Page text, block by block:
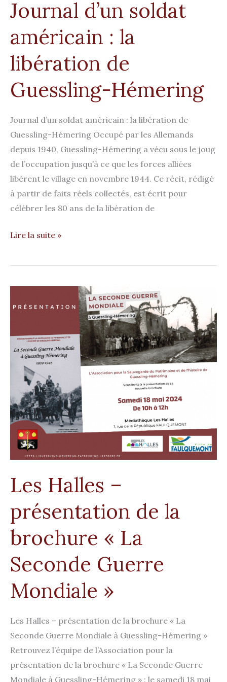
Journal d’un soldat
américain : la
libération de
Guessling-Hémering
Journal d’un soldat américain : la libération de
Guessling-Hémering Occupé par les Allemands
depuis 1940, Guessling-Hémering a vécu sous le joug
de l’occupation jusqu’à ce que les forces alliées
libèrent le village en novembre 1944. Ce récit, rédigé
à partir de faits réels collectés, est écrit pour
célébrer les 80 ans de la libération de
Lire la suite »
Les Halles –
présentation de la
brochure « La
Seconde Guerre
Mondiale »
Les Halles – présentation de la brochure « La
Seconde Guerre Mondiale à Guessling-Hémering »
Retrouvez l’équipe de l’Association pour la
présentation de la brochure « La Seconde Guerre
Mondiale à Guessling-Hémering » : le samedi 18 mai
Halles
présentation
de
brochure
« La
Seconde
Guerre
Mondiale »